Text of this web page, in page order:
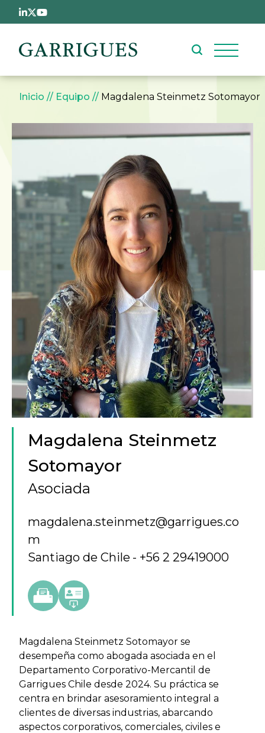
Pasar al contenido principal
Sobrescribir enlaces de
Inicio Equipo Magdalena Steinmetz Sotomayor
Magdalena Steinmetz
Sotomayor
Asociada
magdalena.steinmetz@garrigues.co
m
Santiago de Chile
+56 2 29419000
Magdalena Steinmetz Sotomayor se
desempeña como abogada asociada en el
Departamento Corporativo-Mercantil de
Garrigues Chile desde 2024. Su práctica se
centra en brindar asesoramiento integral a
clientes de diversas industrias, abarcando
aspectos corporativos, comerciales, civiles e